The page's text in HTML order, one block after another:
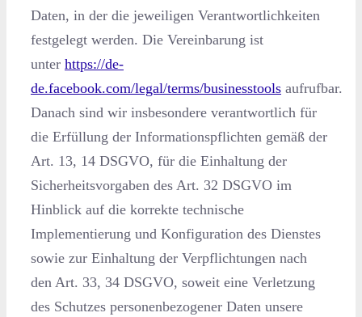
Daten, in der die jeweiligen Verantwortlichkeiten
festgelegt werden. Die Vereinbarung ist
unter https://de-
de.facebook.com/legal/terms/businesstoolsaufrufbar.
Danach sind wir insbesondere verantwortlich für
die Erfüllung der Informationspflichten gemäß der
Art. 13, 14 DSGVO, für die Einhaltung der
Sicherheitsvorgaben des Art. 32 DSGVO im
Hinblick auf die korrekte technische
Implementierung und Konfiguration des Dienstes
sowie zur Einhaltung der Verpflichtungen nach
den Art. 33, 34 DSGVO, soweit eine Verletzung
des Schutzes personenbezogener Daten unsere